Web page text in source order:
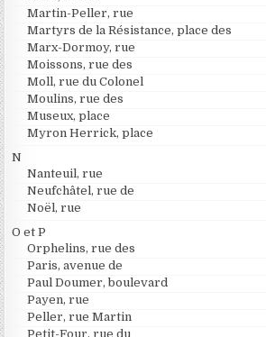
Martin-Peller, rue
Martyrs de la Résistance, place des
Marx-Dormoy, rue
Moissons, rue des
Moll, rue du Colonel
Moulins, rue des
Museux, place
Myron Herrick, place
N
Nanteuil, rue
Neufchâtel, rue de
Noël, rue
O et P
Orphelins, rue des
Paris, avenue de
Paul Doumer, boulevard
Payen, rue
Peller, rue Martin
Petit-Four, rue du